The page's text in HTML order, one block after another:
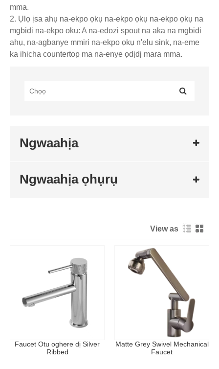
mma.
2. Ụlọ ịsa ahụ na-ekpo ọkụ na-ekpo ọkụ na-ekpo ọkụ na
mgbidi na-ekpo ọkụ: A na-edozi spout na aka na mgbidi
ahụ, na-agbanye mmiri na-ekpo ọkụ n'elu sink, na-eme
ka ihicha countertop ma na-enye ọdịdị mara mma.
Ngwaahịa
Ngwaahịa ọhụrụ
View as
Faucet Otu oghere dị Silver
Ribbed
Matte Grey Swivel Mechanical
Faucet